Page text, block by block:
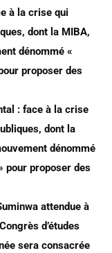
à la crise qui
dont la MIBA,
dénommé «
proposer des
: face à la crise
dont la
dénommé
pour proposer des
attendue à
d’études
sera consacrée